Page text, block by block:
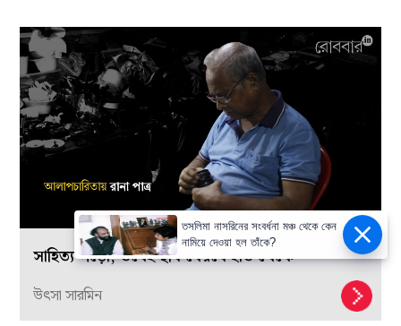
সাহিত্য পড়ো, তবেই ছবি বেরবে হাত থেকে
উৎসা সারমিন
তসলিমা নাসরিনের সংবর্ধনা মঞ্চ থেকে কেন
নামিয়ে দেওয়া হল তাঁকে?